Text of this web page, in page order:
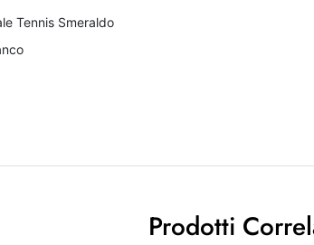
Tennis Smeraldo
Prodotti